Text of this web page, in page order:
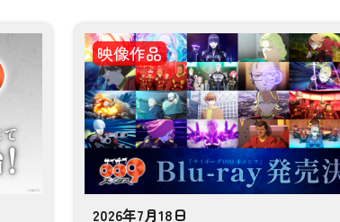
映像作品
2026年7月18日